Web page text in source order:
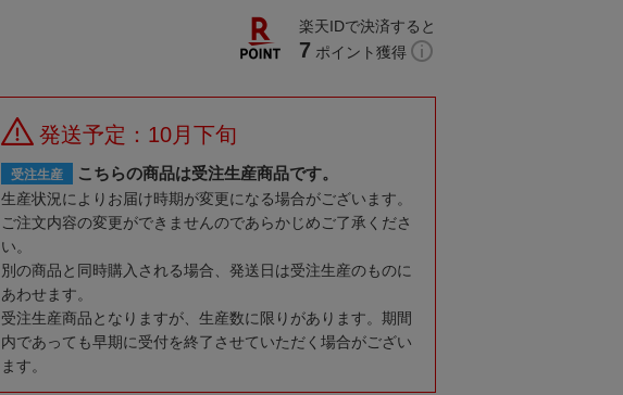
楽天IDで決済すると
7 ポイント獲得
発送予定：10月下旬
受注生産 こちらの商品は受注生産商品です。
生産状況によりお届け時期が変更になる場合がございます。
ご注文内容の変更ができませんのであらかじめご了承くださ
い。
別の商品と同時購入される場合、発送日は受注生産のものに
あわせます。
受注生産商品となりますが、生産数に限りがあります。期間
内であっても早期に受付を終了させていただく場合がござい
ます。